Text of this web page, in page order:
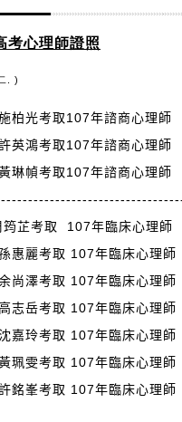
考心理師證照
. )
柏光考取107年諮商心理師
英鴻考取107年諮商心理師
琳幀考取107年諮商心理師
芷考取 107年臨床心理師
惠麗考取 107年臨床心理師
尚澤考取 107年臨床心理師
志岳考取 107年臨床心理師
嘉玲考取 107年臨床心理師
珮雯考取 107年臨床心理師
銘峯考取 107年臨床心理師